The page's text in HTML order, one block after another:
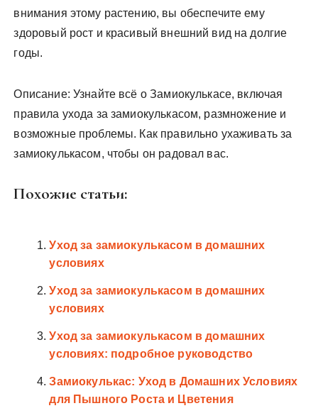
внимания этому растению, вы обеспечите ему
здоровый рост и красивый внешний вид на долгие
годы.
Описание: Узнайте всё о Замиокулькасе, включая
правила ухода за замиокулькасом, размножение и
возможные проблемы. Как правильно ухаживать за
замиокулькасом, чтобы он радовал вас.
Похожие статьи:
Уход за замиокулькасом в домашних
условиях
Уход за замиокулькасом в домашних
условиях
Уход за замиокулькасом в домашних
условиях: подробное руководство
Замиокулькас: Уход в Домашних Условиях
для Пышного Роста и Цветения